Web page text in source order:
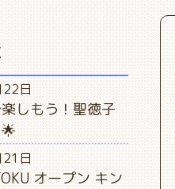
日
しもう！聖徳子
日
オープン キン